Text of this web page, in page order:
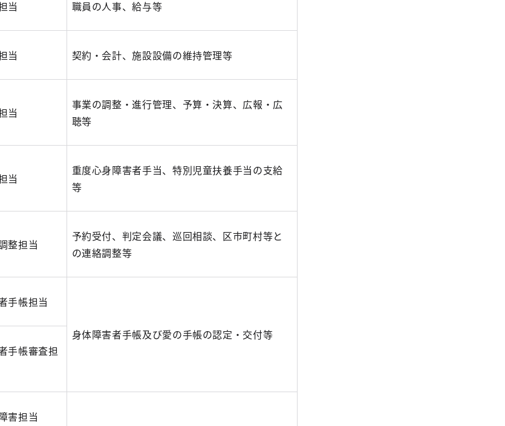
当 職員の人事、給与等
当 契約・会計、施設設備の維持管理等
当
事業の調整・進行管理、予算・決算、広報・広
聴等
当
重度心身障害者手当、特別児童扶養手当の支給
等
整担当
予約受付、判定会議、巡回相談、区市町村等と
の連絡調整等
手帳担当
身体障害者手帳及び愛の手帳の認定・交付等
手帳審査担
害担当